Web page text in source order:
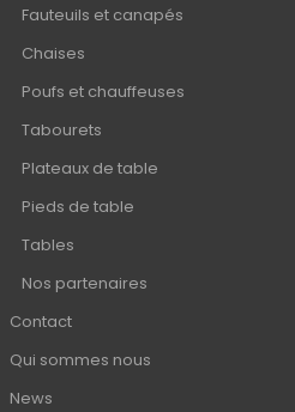
Fauteuils et canapés
Chaises
Poufs et chauffeuses
Tabourets
Plateaux de table
Pieds de table
Tables
Nos partenaires
Contact
Qui sommes nous
News